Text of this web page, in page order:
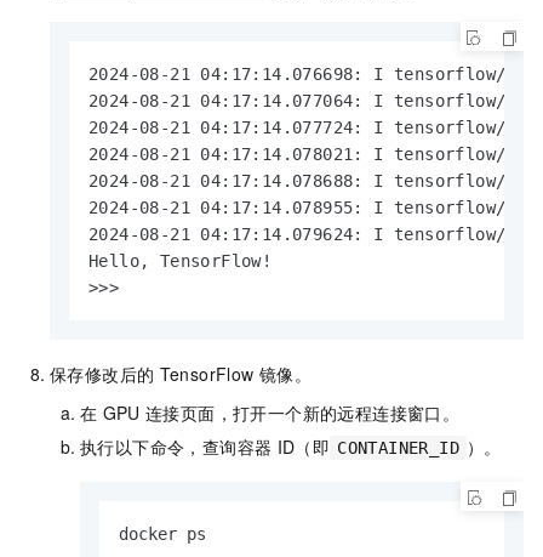
2024-08-21 04:17:14.076698: I tensorflow/
2024-08-21 04:17:14.077064: I tensorflow/
2024-08-21 04:17:14.077724: I tensorflow/
2024-08-21 04:17:14.078021: I tensorflow/
2024-08-21 04:17:14.078688: I tensorflow/
2024-08-21 04:17:14.078955: I tensorflow/
2024-08-21 04:17:14.079624: I tensorflow/
Hello, TensorFlow!
>>>
保存修改后的 TensorFlow 镜像。
在 GPU 连接页面，打开一个新的远程连接窗口。
执行以下命令，查询容器 ID（即 CONTAINER_ID ）。
docker ps